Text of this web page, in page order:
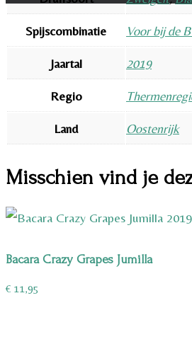
Spijscombinatie Voor bij de
Jaartal 2019
Regio
Land Oostenrijk
Misschien vind je
Bacara Crazy Grapes Jumilla
€ 11,95